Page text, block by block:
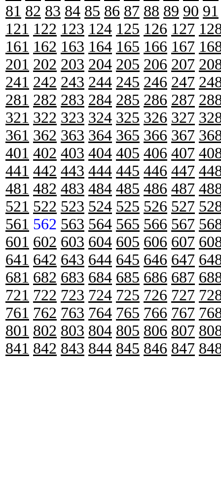
81 82 83 84 85 86 87 88 89 90 91
121 122 123 124 125 126 127
161 162 163 164 165 166 167
201 202 203 204 205 206 207
241 242 243 244 245 246 247
281 282 283 284 285 286 287
321 322 323 324 325 326 327
361 362 363 364 365 366 367
401 402 403 404 405 406 407
441 442 443 444 445 446 447
481 482 483 484 485 486 487
521 522 523 524 525 526 527
561 562 563 564 565 566 567
601 602 603 604 605 606 607
641 642 643 644 645 646 647
681 682 683 684 685 686 687
721 722 723 724 725 726 727
761 762 763 764 765 766 767
801 802 803 804 805 806 807
841 842 843 844 845 846 847